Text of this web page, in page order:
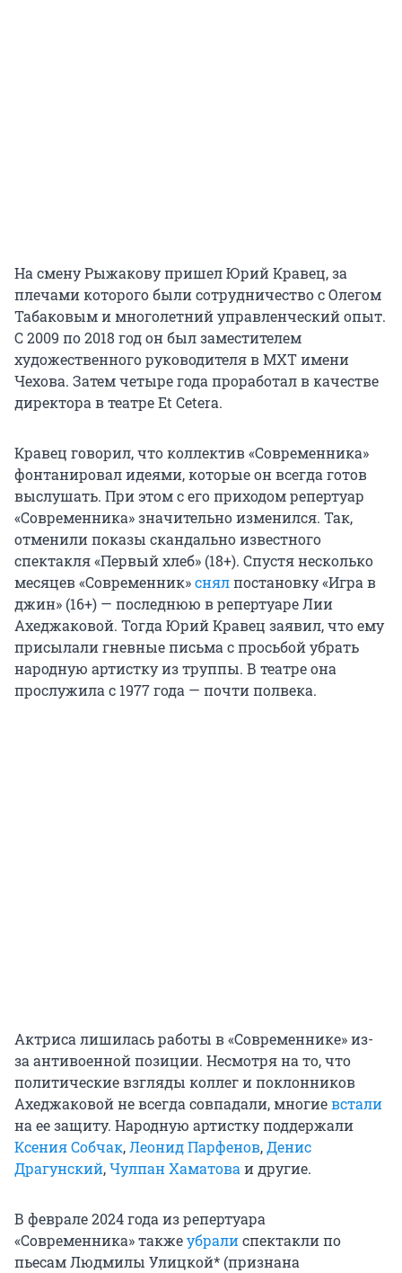
На смену Рыжакову пришел Юрий Кравец, за
плечами которого были сотрудничество с Олегом
Табаковым и многолетний управленческий опыт.
С 2009 по 2018 год он был заместителем
художественного руководителя в МХТ имени
Чехова. Затем четыре года проработал в качестве
директора в театре Et Cetera.
Кравец говорил, что коллектив «Современника»
фонтанировал идеями, которые он всегда готов
выслушать. При этом с его приходом репертуар
«Современника» значительно изменился. Так,
отменили показы скандально известного
спектакля «Первый хлеб» (18+). Спустя несколько
месяцев «Современник»снялпостановку «Игра в
джин» (16+) — последнюю в репертуаре Лии
Ахеджаковой. Тогда Юрий Кравец заявил, что ему
присылали гневные письма с просьбой убрать
народную артистку из труппы. В театре она
прослужила с 1977 года — почти полвека.
Актриса лишилась работы в «Современнике» из-
за антивоенной позиции. Несмотря на то, что
политические взгляды коллег и поклонников
Ахеджаковой не всегда совпадали, многиевстали
на ее защиту. Народную артистку поддержали
Ксения Собчак,Леонид Парфенов,Денис
Драгунский,Чулпан Хаматова и другие.
В феврале 2024 года из репертуара
«Современника» такжеубралиспектакли по
пьесам Людмилы Улицкой* (признана